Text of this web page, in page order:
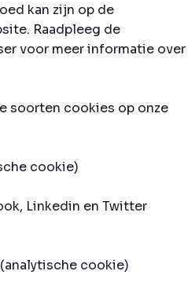
kan zijn op de
Raadpleeg de
voor meer informatie over
soorten cookies op onze
cookie)
Linkedin en Twitter
cookie)